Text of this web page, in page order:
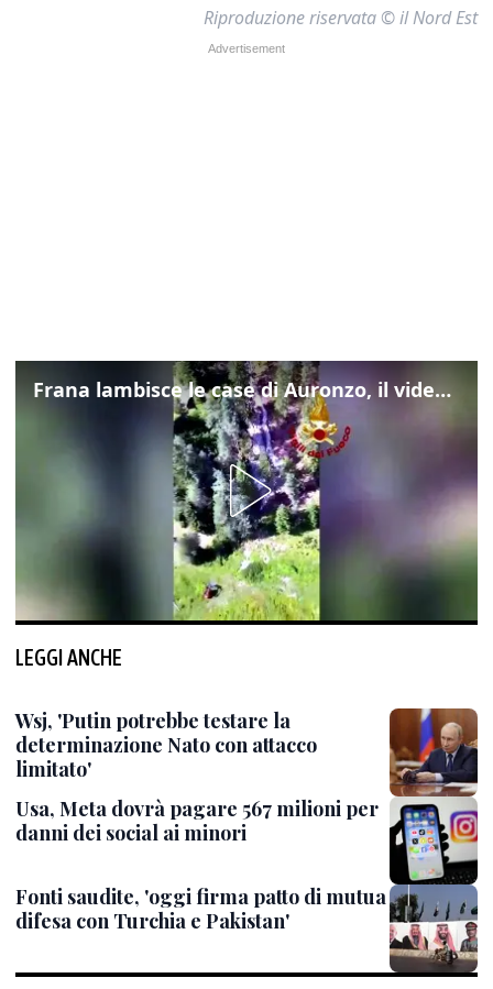
Riproduzione riservata © il Nord Est
Frana lambisce le case di Auronzo, il video dall'elicottero dei vigili del fuoco
LEGGI ANCHE
Wsj, 'Putin potrebbe testare la
determinazione Nato con attacco
limitato'
Usa, Meta dovrà pagare 567 milioni per
danni dei social ai minori
Fonti saudite, 'oggi firma patto di mutua
difesa con Turchia e Pakistan'